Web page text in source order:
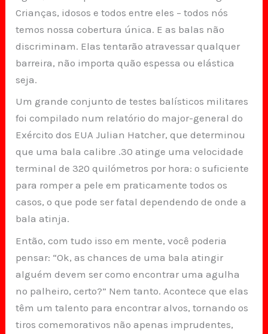
Crianças, idosos e todos entre eles – todos nós
temos nossa cobertura única. E as balas não
discriminam. Elas tentarão atravessar qualquer
barreira, não importa quão espessa ou elástica
seja.
Um grande conjunto de testes balísticos militares
foi compilado num relatório do major-general do
Exército dos EUA Julian Hatcher, que determinou
que uma bala calibre .30 atinge uma velocidade
terminal de 320 quilómetros por hora: o suficiente
para romper a pele em praticamente todos os
casos, o que pode ser fatal dependendo de onde a
bala atinja.
Então, com tudo isso em mente, você poderia
pensar: “Ok, as chances de uma bala atingir
alguém devem ser como encontrar uma agulha
no palheiro, certo?” Nem tanto. Acontece que elas
têm um talento para encontrar alvos, tornando os
tiros comemorativos não apenas imprudentes,